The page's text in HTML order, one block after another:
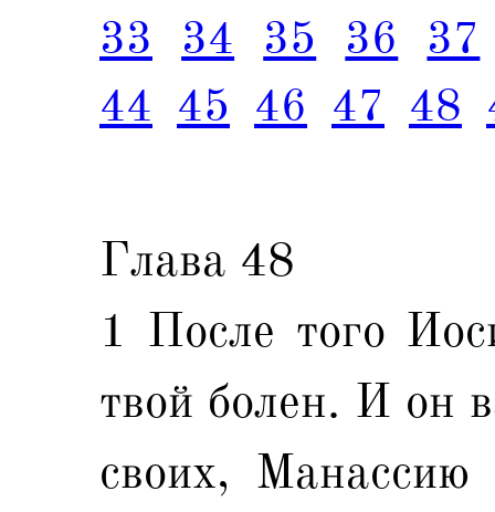
33
34 35 36
37
44 45 46 47 48
Глава 48
1 После того
твой болен. И он
своих,